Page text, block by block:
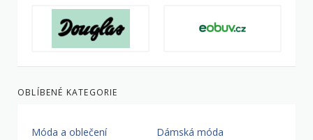
OBLÍBENÉ KATEGORIE
Móda a oblečení Dámská móda